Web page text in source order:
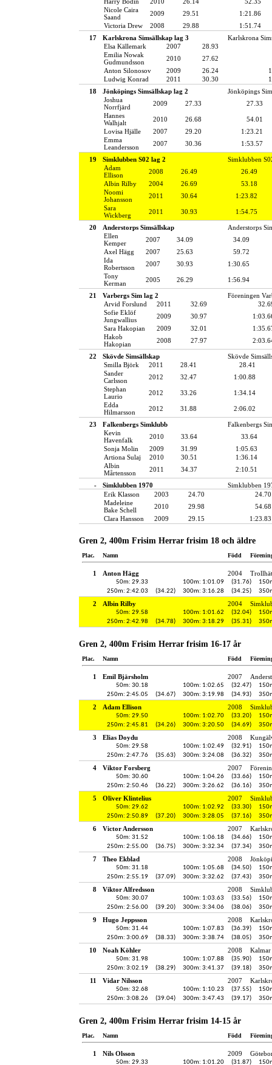
Nicole Caira
Saand
2009 29.51
1:21.86
Victoria Drew
2008 29.88
1:51.74
17
Karlskrona Simsällskap lag 3
Karlskrona
Elsa Källemark
2007
28.93
Emilia Nowak
Gudmundsson
2010
27.62
Anton Silonosov
2009 26.24
Ludwig Konrad
2011 30.30
18
Jönköpings Simsällskap lag 2
Jönköpings
Joshua
Norrfjärd
2009 27.33
27.33
Hannes
Walhjalt
2010 26.68
54.01
Lovisa Hjälle
2007 29.20
1:23.21
Emma
Leandersson
2007 30.36 1:53.57
19 Simklubben S02 lag 2
Simklubben
Adam
Ellison
2008 26.49
26.49
Albin Rilby
2004 26.69
53.18
Noomi
Johansson
2011 30.64
1:23.82
Sara
Wickberg
2011 30.93 1:54.75
20 Anderstorps Simsällskap
Anderstorps
Ellen
Kemper
2007 34.09
34.09
Axel Hägg
2007 25.63
59.72
Ida
Robertsson
2007 30.93
1:30.65
Tony
Kerman
2005 26.29 1:56.94
21 Varbergs Sim lag 2
Föreningen
Arvid Forslund
2011 32.69
Sofie Eklöf
Jungwallius
2009 30.97
Sara Hakopian
2009 32.01
Hakob
Hakopian
2008 27.97
22 Skövde Simsällskap
Skövde
Smilla Björk
2011 28.41
28.41
Sander
Carlsson
2012 32.47
1:00.88
Stephan
Laurio
2012 33.26
1:34.14
Edda
Hilmarsson
2012 31.88 2:06.02
23 Falkenbergs Simklubb
Falkenbergs
Kevin
Havenfalk
2010 33.64
33.64
Sonja Molin
2009 31.99
1:05.63
Artiona Sulaj
2010 30.51
1:36.14
Albin
Mårtensson
2011 34.37 2:10.51
- Simklubben 1970
Simklubben
Erik Klasson
2003 24.70
24.70
Madeleine
Bake Schell
2010 29.98
54.68
Clara Hansson
2009 29.15 1:23.83
Gren 2, 400m Frisim Herrar frisim 18 och äldre
Plac. Namn Född
1 Anton Hägg 2004
50m: 29.33 100m: 1:01.09 (31.76)
250m: 2:42.03
(34.22) 300m: 3:16.28 (34.25)
2 Albin Rilby 2004
50m: 29.58 100m: 1:01.62 (32.04)
250m: 2:42.98
(34.78) 300m: 3:18.29 (35.31)
Gren 2, 400m Frisim Herrar frisim 16-17 år
Plac. Namn Född
1 Emil Bjärsholm 2007
50m: 30.18 100m: 1:02.65 (32.47)
250m: 2:45.05
(34.67) 300m: 3:19.98 (34.93)
2 Adam Ellison 2008
50m: 29.50 100m: 1:02.70 (33.20)
250m: 2:45.81
(34.26) 300m: 3:20.50 (34.69)
3 Elias Doydu 2008
50m: 29.58 100m: 1:02.49 (32.91)
250m: 2:47.76
(35.63) 300m: 3:24.08 (36.32)
4 Viktor Forsberg 2007
50m: 30.60 100m: 1:04.26 (33.66)
250m: 2:50.46
(36.22) 300m: 3:26.62 (36.16)
5 Oliver Klintelius 2007
50m: 29.62 100m: 1:02.92 (33.30)
250m: 2:50.89
(37.20) 300m: 3:28.05 (37.16)
6 Victor Andersson 2007
50m: 31.52 100m: 1:06.18 (34.66)
250m: 2:55.00
(36.75) 300m: 3:32.34 (37.34)
7 Theo Ekblad 2008
50m: 31.18 100m: 1:05.68 (34.50)
250m: 2:55.19
(37.09) 300m: 3:32.62 (37.43)
8 Viktor Alfredsson 2008
50m: 30.07 100m: 1:03.63 (33.56)
250m: 2:56.00
(39.20) 300m: 3:34.06 (38.06)
9 Hugo Jeppsson 2008
50m: 31.44 100m: 1:07.83 (36.39)
250m: 3:00.69
(38.33) 300m: 3:38.74 (38.05)
10 Noah Köhler 2008 Kalmar
50m: 31.98 100m: 1:07.88 (35.90)
250m: 3:02.19
(38.29) 300m: 3:41.37 (39.18)
11 Vidar Nilsson 2007
50m: 32.68 100m: 1:10.23 (37.55)
250m: 3:08.26
(39.04) 300m: 3:47.43 (39.17)
Gren 2, 400m Frisim Herrar frisim 14-15 år
Plac. Namn Född
1 Nils Olsson 2009
50m: 29.33 100m: 1:01.20 (31.87)